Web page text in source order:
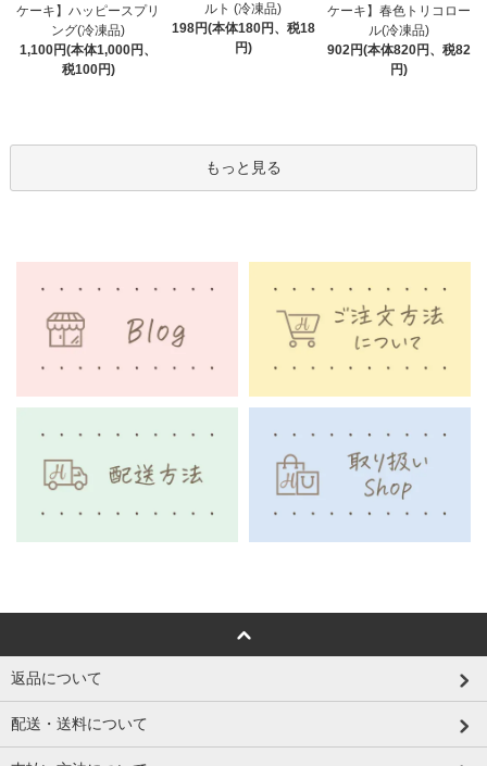
ケーキ】ハッピースプリ
ング(冷凍品)
1,100円(本体1,000円、
税100円)
ルト (冷凍品)
198円(本体180円、税18
円)
ケーキ】春色トリコロー
ル(冷凍品)
902円(本体820円、税82
円)
もっと見る
返品について
配送・送料について